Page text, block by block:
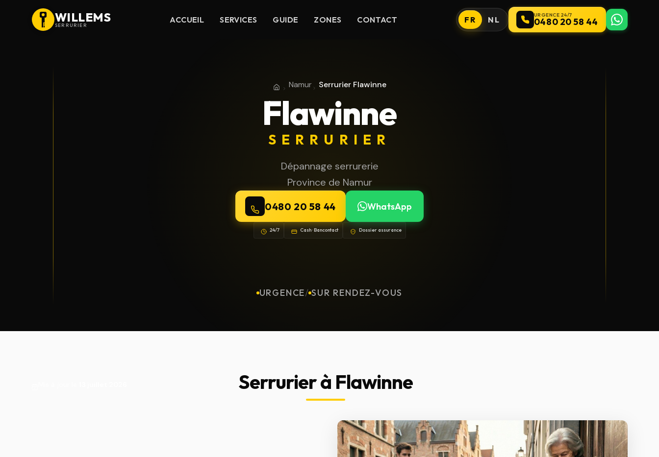
WILLEMS
SERRURIER
ACCUEIL SERVICES GUIDE ZONES CONTACT FR NL URGENCE 24/7
0480 20 58 44
AccueilProvince de Namur
Namur Serrurier Flawinne
Flawinne
SERRURIER
Dépannage serrurerie
Province de Namur
0480 20 58 44 WhatsApp
24/7 Cash · Bancontact Dossier assurance
URGENCE/ SUR RENDEZ-VOUS
Serrurier à Flawinne